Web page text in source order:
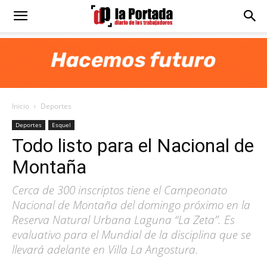
Diario
Portada
Inicio Deportes
Deportes Esquel
Todo listo para el Nacional de
Montaña
Cerca de 300 inscriptos tiene el Campeonato
Nacional de Montaña del domingo próximo en la
Reserva Natural Urbana Laguna “La Zeta”. Es
evaluativo para el Mundial de la disciplina que se
llevará adelante en Villa La Angostura.